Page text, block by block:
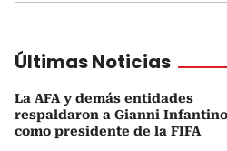
Últimas Noticias
La AFA y demás entidades
respaldaron a Gianni Infantino
como presidente de la FIFA